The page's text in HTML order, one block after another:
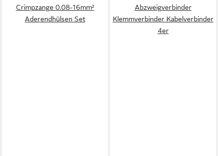
Crimpzange 0.08-16mm²
Aderendhülsen Set
Abzweigverbinder
Klemmverbinder Kabelverbinder
4er